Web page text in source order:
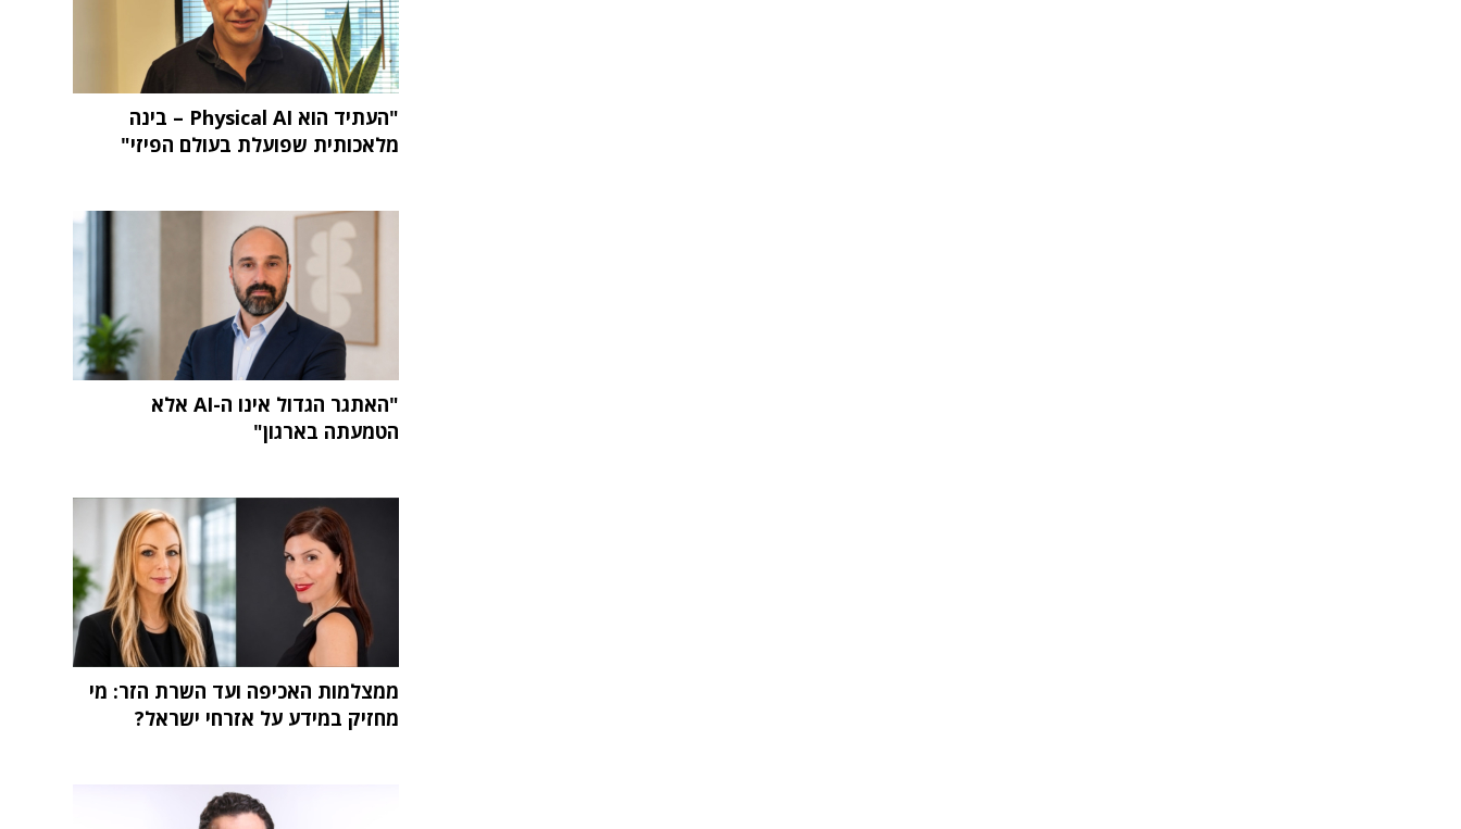
"העתיד הוא Physical AI – בינה
מלאכותית שפועלת בעולם הפיזי"
"האתגר הגדול אינו ה-AI אלא
הטמעתה בארגון"
ממצלמות האכיפה ועד השרת הזר: מי
מחזיק במידע על אזרחי ישראל?